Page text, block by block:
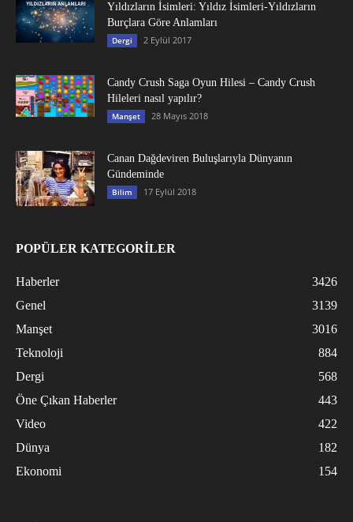
Yıldızların İsimleri: Yıldız İsimleri-Yıldızların
Burçlara Göre Anlamları
Dergi 2 Eylül 2017
Candy Crush Saga Oyun Hilesi – Candy Crush
Hileleri nasıl yapılır?
Manşet 28 Mayıs 2018
Canan Dağdeviren Buluşlarıyla Dünyanın
Gündeminde
Bilim 17 Eylül 2018
POPÜLER KATEGORİLER
Haberler
3426
Genel
3139
Manşet
3016
Teknoloji
884
Dergi
568
Öne Çıkan Haberler
443
Video
422
Dünya
182
Ekonomi
154